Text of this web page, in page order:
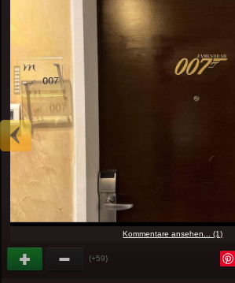
Kommentare ansehen... (1)
(+59)